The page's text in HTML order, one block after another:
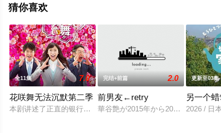
集），手机免费观看高清无删减完整版电视剧全集就上西
情网等平台了解。
猜你喜欢
全11集 7.0
花咲舞无法沉默第二季
本剧讲述了正直的银行职员花咲舞与上司一同组成临店班，解决
完结+前篇 2.0
前男友←retry
華谷艶が2015年から2017年まで月
更新至03集
另一个
2026 / 日